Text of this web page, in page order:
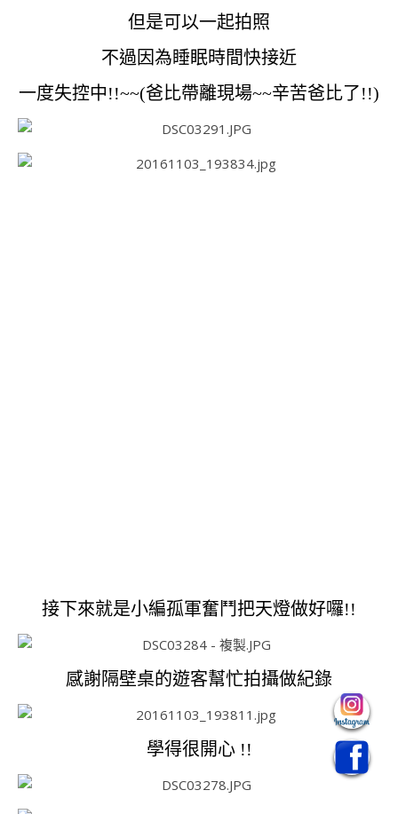
但是可以一起拍照
不過因為睡眠時間快接近
一度失控中!!~~(爸比帶離現場~~辛苦爸比了!!)
接下來就是小編孤軍奮鬥把天燈做好囉!!
感謝隔壁桌的遊客幫忙拍攝做紀錄
學得很開心 !!